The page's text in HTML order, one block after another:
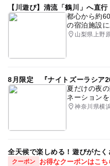
【川遊び】清流「鶴川」へ直
都心から約
の宿泊施設
山梨県上野
8月限定 『ナイトズーラシア
夏だけの夜
ネーションを
神奈川県横
全天候で楽しめる！遊びがたく
クーポン
お得なクーポンはこち